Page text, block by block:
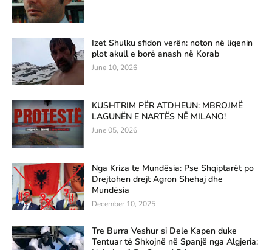
Izet Shulku sfidon verën: noton në liqenin
plot akull e borë anash në Korab
June 10, 2026
KUSHTRIM PËR ATDHEUN: MBROJMË
LAGUNËN E NARTËS NË MILANO!
June 05, 2026
Nga Kriza te Mundësia: Pse Shqiptarët po
Drejtohen drejt Agron Shehaj dhe
Mundësia
December 10, 2025
Tre Burra Veshur si Dele Kapen duke
Tentuar të Shkojnë në Spanjë nga Algjeria: